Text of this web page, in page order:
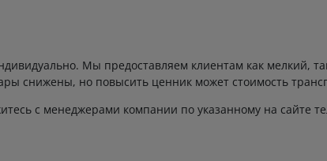
Мы предоставляем клиентам как мелкий,
снижены, но повысить ценник может стоимость
с менеджерами компании по указанному на сайте